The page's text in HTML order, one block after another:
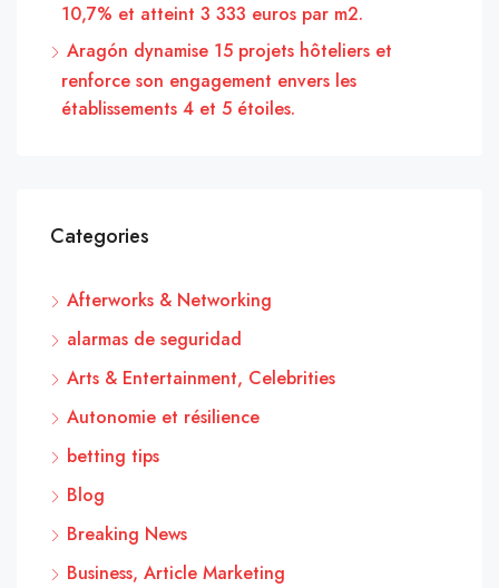
10,7% et atteint 3 333 euros par m2.
Aragón dynamise 15 projets hôteliers et
renforce son engagement envers les
établissements 4 et 5 étoiles.
Categories
Afterworks & Networking
alarmas de seguridad
Arts & Entertainment, Celebrities
Autonomie et résilience
betting tips
Blog
Breaking News
Business, Article Marketing